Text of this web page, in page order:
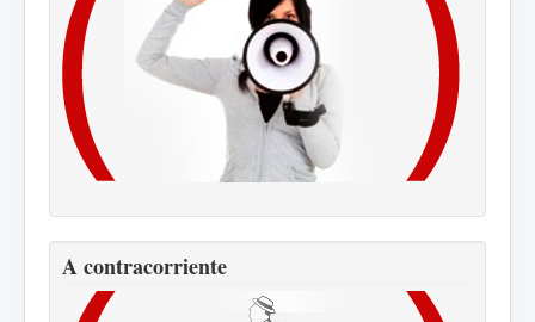
A contracorriente